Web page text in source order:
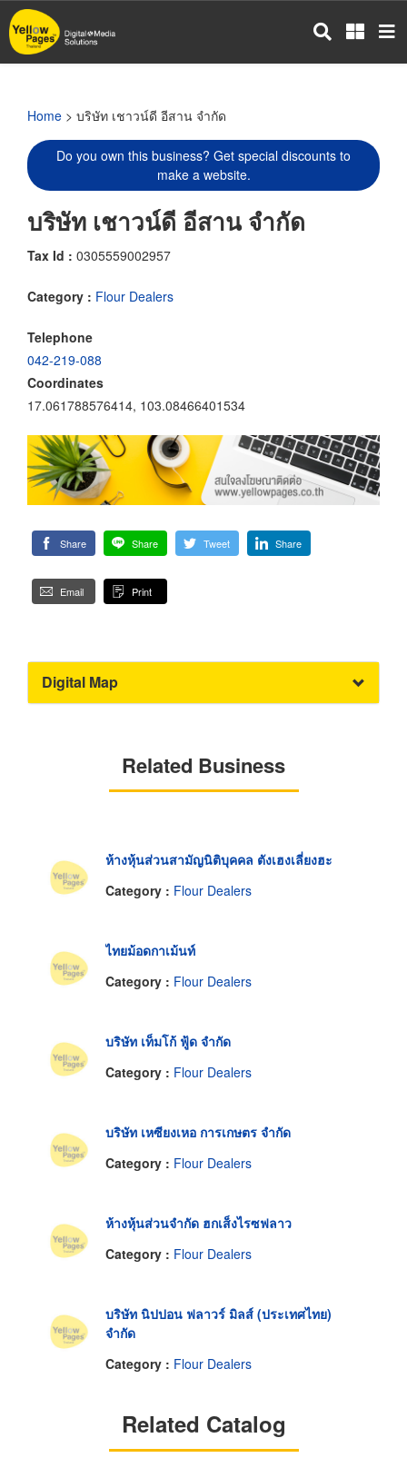
Skip
to
main
Home > บริษัท เชาวน์ดี อีสาน จำกัด
Do you own this business? Get special discounts to
make a website.
บริษัท เชาวน์ดี อีสาน จำกัด
Tax Id : 0305559002957
Category : Flour Dealers
Telephone
042-219-088
Coordinates
17.061788576414, 103.08466401534
Share Share Tweet Share
Email Print
Digital Map
Related Business
ห้างหุ้นส่วนสามัญนิติบุคคล ตังเฮงเลี่ยงฮะ
Category : Flour Dealers
ไทยม้อดกาเม้นท์
Category : Flour Dealers
บริษัท เท็มโก้ ฟู้ด จำกัด
Category : Flour Dealers
บริษัท เหซียงเหอ การเกษตร จำกัด
Category : Flour Dealers
ห้างหุ้นส่วนจำกัด ฮกเส็งไรซฟลาว
Category : Flour Dealers
บริษัท นิปปอน ฟลาวร์ มิลส์ (ประเทศไทย)
จำกัด
Category : Flour Dealers
Related Catalog